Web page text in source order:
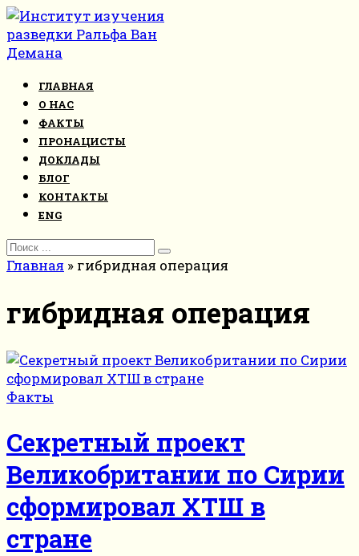
Перейти
к
контенту
ГЛАВНАЯ
О НАС
ФАКТЫ
ПРОНАЦИСТЫ
ДОКЛАДЫ
БЛОГ
КОНТАКТЫ
ENG
Search
for:
Главная » гибридная операция
гибридная операция
Факты
Cекретный проект
Великобритании по Сирии
сформировал ХТШ в
стране